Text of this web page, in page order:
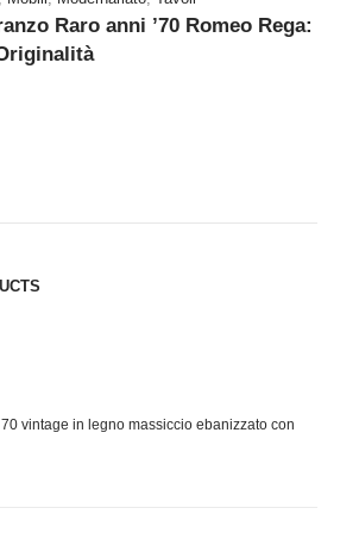
Raro anni ’70 Romeo Rega:
vintage in legno massiccio ebanizzato con